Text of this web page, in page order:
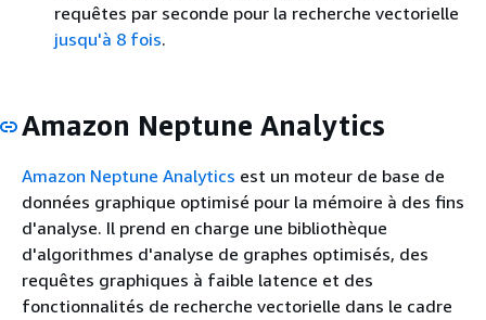
requêtes par seconde pour la recherche vectorielle
jusqu'à 8 fois.
Amazon Neptune Analytics
Amazon Neptune Analytics est un moteur de base de
données graphique optimisé pour la mémoire à des fins
d'analyse. Il prend en charge une bibliothèque
d'algorithmes d'analyse de graphes optimisés, des
requêtes graphiques à faible latence et des
fonctionnalités de recherche vectorielle dans le cadre